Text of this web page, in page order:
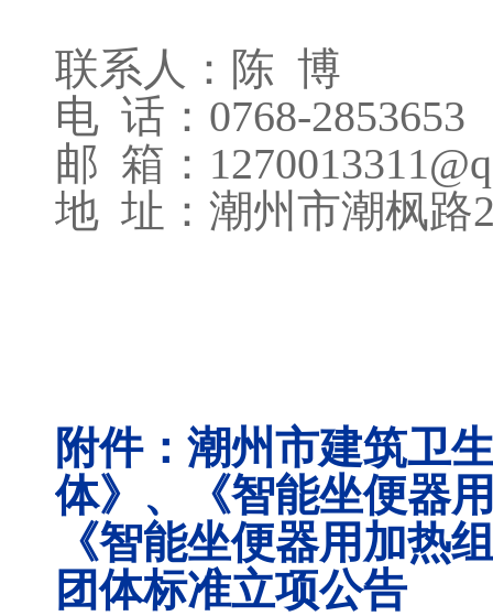
联系人：陈 博
电 话：0768-2853653
邮 箱：
地 址：潮州市潮枫路
附件： 潮州市建筑卫
体》、《智能坐便器
《智能坐便器用加热
团体标准立项公告